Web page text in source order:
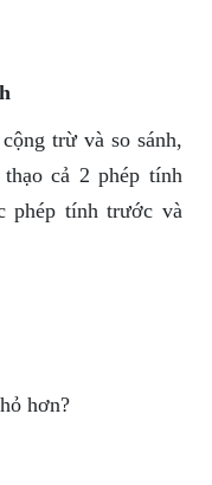
trừ và so sánh,
cả 2 phép tính
phép tính trước và
hơn?